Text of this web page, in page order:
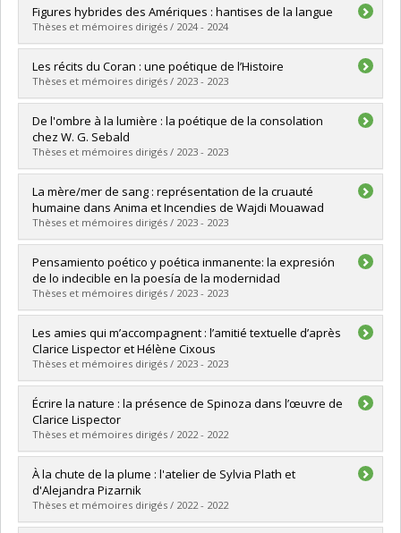
Diplômé(e) :Pereira Milazzo, Daniel
Cycle : Doctorat
Diplôme obtenu :Ph. D.
Lien vers le document dans Papyrus
Figures hybrides des Amériques : hantises de la langue
Thèses et mémoires dirigés / 2024 - 2024
Diplômé(e) :Rodriguez-Lefebvre, Renato
Cycle : Doctorat
Diplôme obtenu :Ph. D.
Lien vers le document dans Papyrus
Les récits du Coran : une poétique de l’Histoire
Thèses et mémoires dirigés / 2023 - 2023
Diplômé(e) : Khaiti, Assia
Cycle :Maîtrise
Diplôme obtenu :M.A.
Lien vers le document dans Papyrus
De l'ombre à la lumière : la poétique de la consolation
chez W. G. Sebald
Thèses et mémoires dirigés / 2023 - 2023
Diplômé(e) :Missirian, Mira
Cycle :Maîtrise
Diplôme obtenu :M.A.
Lien vers le document dans Papyrus
La mère/mer de sang : représentation de la cruauté
humaine dans Anima et Incendies de Wajdi Mouawad
Thèses et mémoires dirigés / 2023 - 2023
Diplômé(e) : Greaves, Alexandra
Cycle :Maîtrise
Diplôme obtenu :M.A.
Lien vers le document dans Papyrus
Pensamiento poético y poética inmanente: la expresión
de lo indecible en la poesía de la modernidad
Thèses et mémoires dirigés / 2023 - 2023
Diplômé(e) :Méndez Franco, Luis Fernando
Cycle : Doctorat
Diplôme obtenu :Ph. D.
Lien vers le document dans Papyrus
Les amies qui m’accompagnent : l’amitié textuelle d’après
Clarice Lispector et Hélène Cixous
Thèses et mémoires dirigés / 2023 - 2023
Diplômé(e) :Côté, Julie
Cycle : Doctorat
Diplôme obtenu :Ph. D.
Lien vers le document dans Papyrus
Écrire la nature : la présence de Spinoza dans l’œuvre de
Clarice Lispector
Thèses et mémoires dirigés / 2022 - 2022
Diplômé(e) : Visser, Marius
Cycle :Maîtrise
Diplôme obtenu :M.A.
Lien vers le document dans Papyrus
À la chute de la plume : l'atelier de Sylvia Plath et
d'Alejandra Pizarnik
Thèses et mémoires dirigés / 2022 - 2022